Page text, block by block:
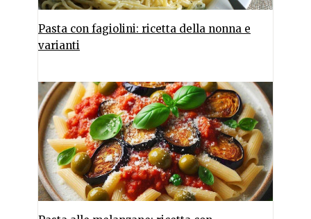
Pasta con fagiolini: ricetta della nonna e
varianti